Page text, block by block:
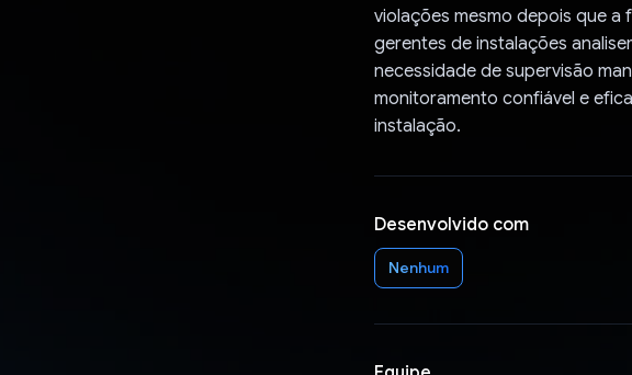
violações mesmo depois que a
gerentes de instalações
necessidade de supervisão
monitoramento confiável e
instalação.
Desenvolvido com
Nenhum